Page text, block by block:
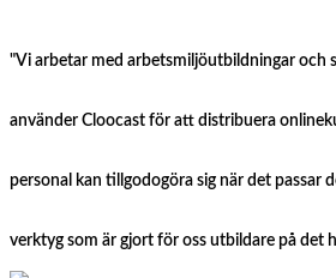
"Vi arbetar med arbetsmiljöutbildningar och
använder Cloocast för att distribuera
personal kan tillgodogöra sig när det passar
verktyg som är gjort för oss utbildare på det